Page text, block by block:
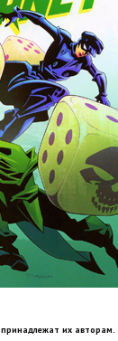
их авторам.